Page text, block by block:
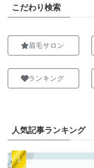
こだわり検索
眉毛サロン
ランキング
人気記事ランキング